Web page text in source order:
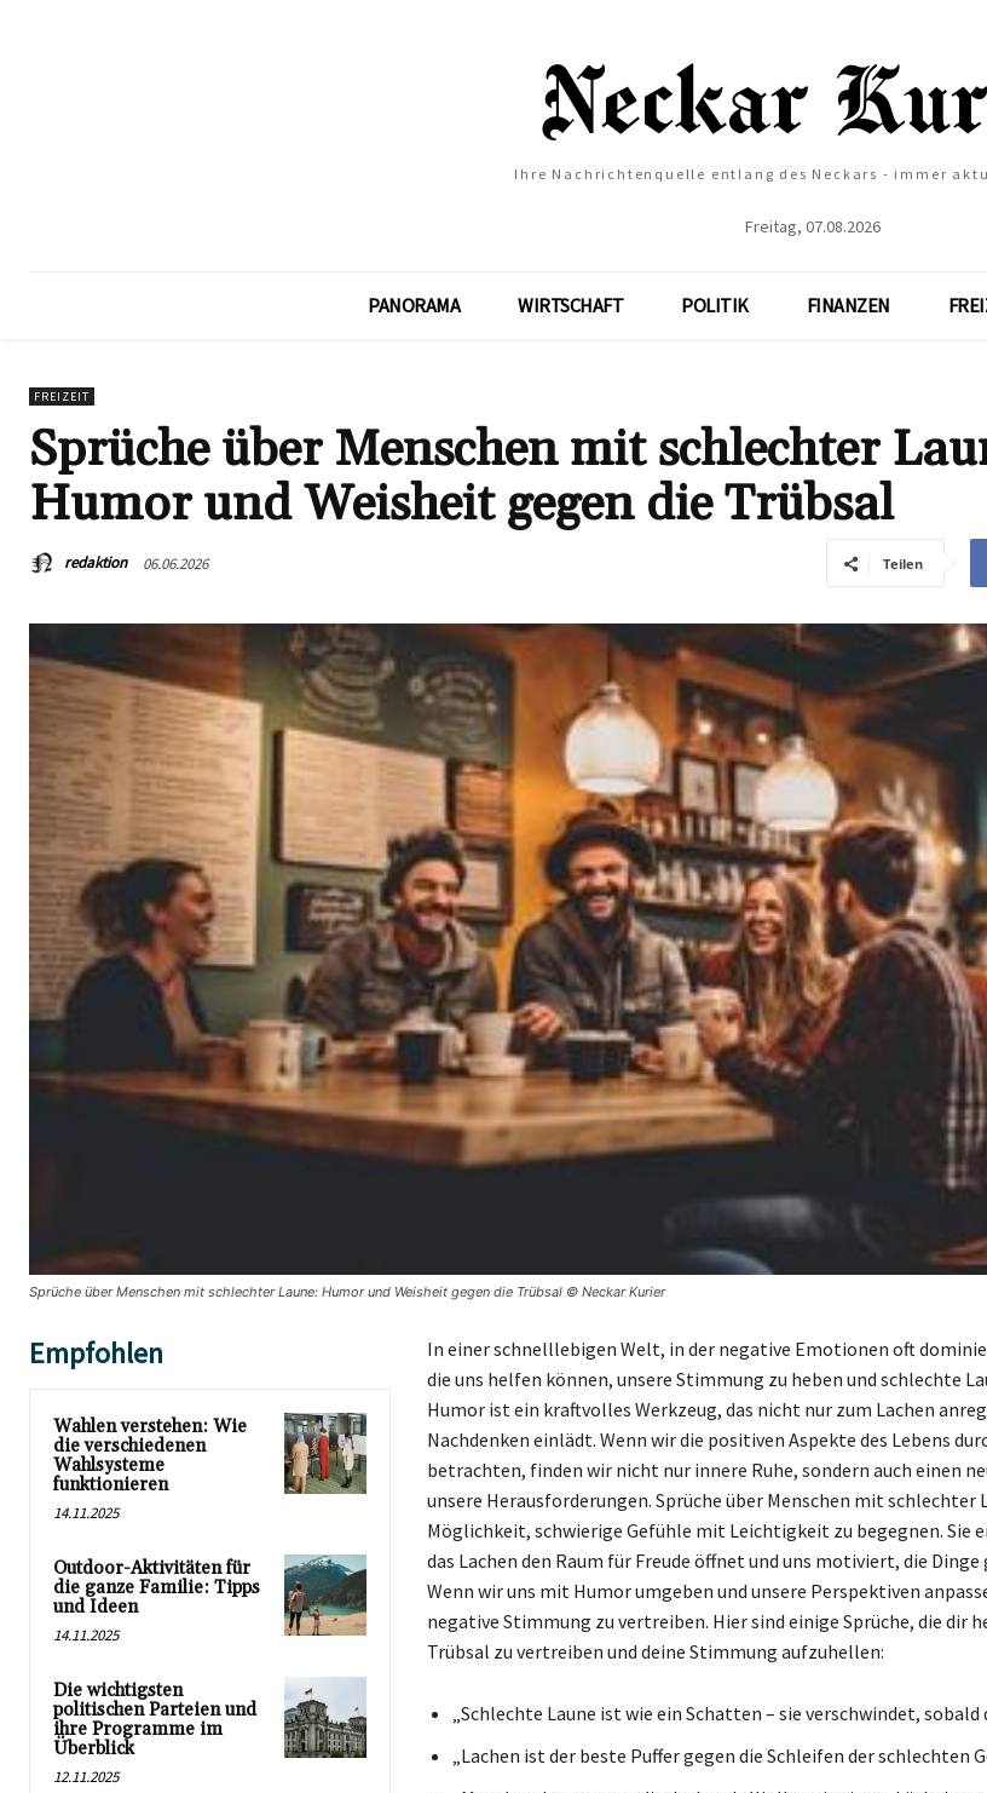
Ihre Nachrichtenquelle entlang des Neckars - immer
Freitag, 07.08.2026
PANORAMA WIRTSCHAFT POLITIK FINANZEN
FREIZEIT
Sprüche über Menschen mit schlechter
Humor und Weisheit gegen die Trübsal
redaktion 06.06.2026 Teilen
Sprüche über Menschen mit schlechter Laune: Humor und Weisheit gegen die Trübsal © Neckar Kurier
Empfohlen
Wahlen verstehen: Wie
die verschiedenen
Wahlsysteme
funktionieren
14.11.2025
Outdoor-Aktivitäten für
die ganze Familie: Tipps
und Ideen
14.11.2025
Die wichtigsten
politischen Parteien und
ihre Programme im
Überblick
12.11.2025
In einer schnelllebigen Welt, in der negative Emotionen oft
die uns helfen können, unsere Stimmung zu heben und schlechte
Humor ist ein kraftvolles Werkzeug, das nicht nur zum Lachen
Nachdenken einlädt. Wenn wir die positiven Aspekte des Lebens
betrachten, finden wir nicht nur innere Ruhe, sondern auch einen
unsere Herausforderungen. Sprüche über Menschen mit schlechter
Möglichkeit, schwierige Gefühle mit Leichtigkeit zu begegnen. Sie
das Lachen den Raum für Freude öffnet und uns motiviert, die Dinge
Wenn wir uns mit Humor umgeben und unsere Perspektiven
negative Stimmung zu vertreiben. Hier sind einige Sprüche, die dir
Trübsal zu vertreiben und deine Stimmung aufzuhellen:
„Schlechte Laune ist wie ein Schatten – sie verschwindet, sobald
„Lachen ist der beste Puffer gegen die Schleifen der schlechten